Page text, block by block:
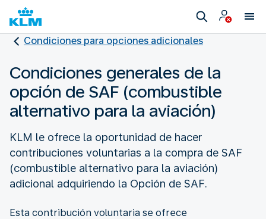
Condiciones para opciones adicionales
Condiciones generales de la
opción de SAF (combustible
alternativo para la aviación)
KLM le ofrece la oportunidad de hacer
contribuciones voluntarias a la compra de SAF
(combustible alternativo para la aviación)
adicional adquiriendo la Opción de SAF.
Esta contribución voluntaria se ofrece